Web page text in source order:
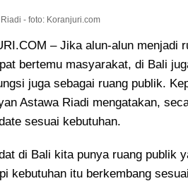
- foto: Koranjuri.com
– Jika alun-alun menjadi
bertemu masyarakat, di Bali
juga sebagai ruang publik.
Astawa Riadi mengatakan,
sesuai kebutuhan.
di Bali kita punya ruang publik
kebutuhan itu berkembang